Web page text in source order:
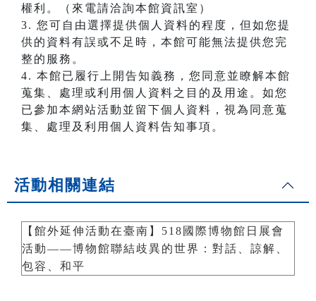
權利。（來電請洽詢本館資訊室）
3. 您可自由選擇提供個人資料的程度，但如您提
供的資料有誤或不足時，本館可能無法提供您完
整的服務。
4. 本館已履行上開告知義務，您同意並瞭解本館
蒐集、處理或利用個人資料之目的及用途。如您
已參加本網站活動並留下個人資料，視為同意蒐
集、處理及利用個人資料告知事項。
活動相關連結
【館外延伸活動在臺南】518國際博物館日展會
活動——博物館聯結歧異的世界：對話、諒解、
包容、和平